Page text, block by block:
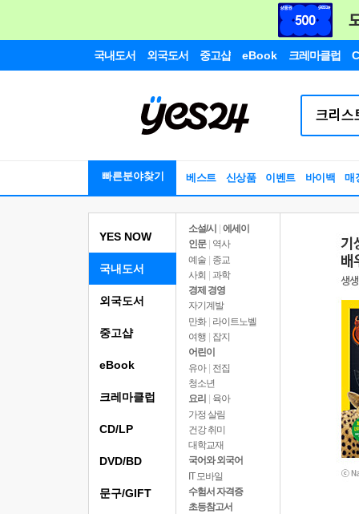
국내도서 외국도서 중고샵 eBook 크레마클럽
빠른분야찾기 베스트 신상품 이벤트 바이백 매
YES NOW
국내도서
소설/시
에세이
인문
역사
예술 | 종교
사회 | 과학
경제 경영
자기계발
만화 | 라이트노벨
여행
잡지
어린이
유아 | 전집
청소년
요리
육아
가정 살림
건강 취미
대학교재
국어와 외국어
IT 모바일
수험서 자격증
초등참고서
외국도서
중고샵
eBook
크레마클럽
CD/LP
DVD/BD
문구/GIFT